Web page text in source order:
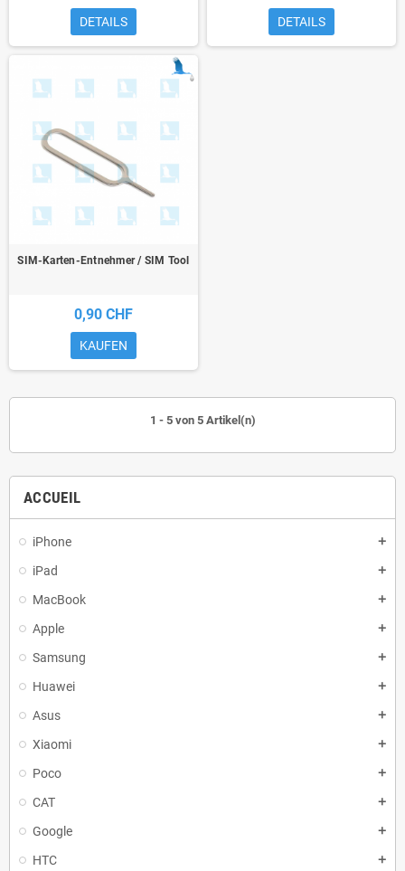
ACCUEIL
iPhone add
iPad add
MacBook add
Apple add
Samsung add
Huawei add
Asus add
Xiaomi add
Poco add
CAT add
Google add
HTC add
DETAILS DETAILS
SIM-Karten-Entnehmer / SIM Tool
0,90 CHF
KAUFEN
1 - 5 von 5 Artikel(n)